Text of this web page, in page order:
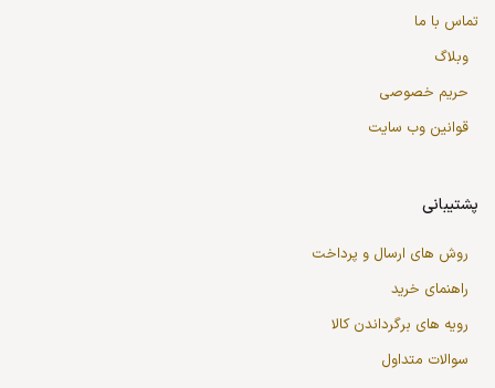
تماس با ما
وبلاگ
حریم خصوصی
قوانین وب سایت
پشتیبانی
روش های ارسال و پرداخت
راهنمای خرید
رویه های برگرداندن کالا
سوالات متداول